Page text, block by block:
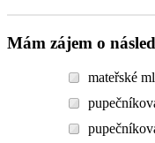
Mám zájem o
mateřské